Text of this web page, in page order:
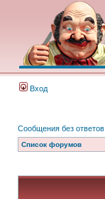
Вход
Сообщения без ответов
Список форумов